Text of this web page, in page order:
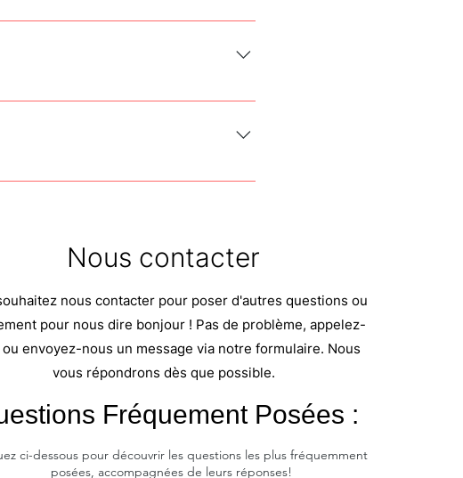
illimitées, et vous pourrez les
via un QR code.
Nous contacter
nous contacter pour poser d'autres questions ou
pour nous dire bonjour ! Pas de problème, appelez-
ou envoyez-nous un message via notre formulaire. Nous
vous répondrons dès que possible.
Fréquement Posées :
ci-dessous pour découvrir les questions les plus fréquemment
posées, accompagnées de leurs réponses!